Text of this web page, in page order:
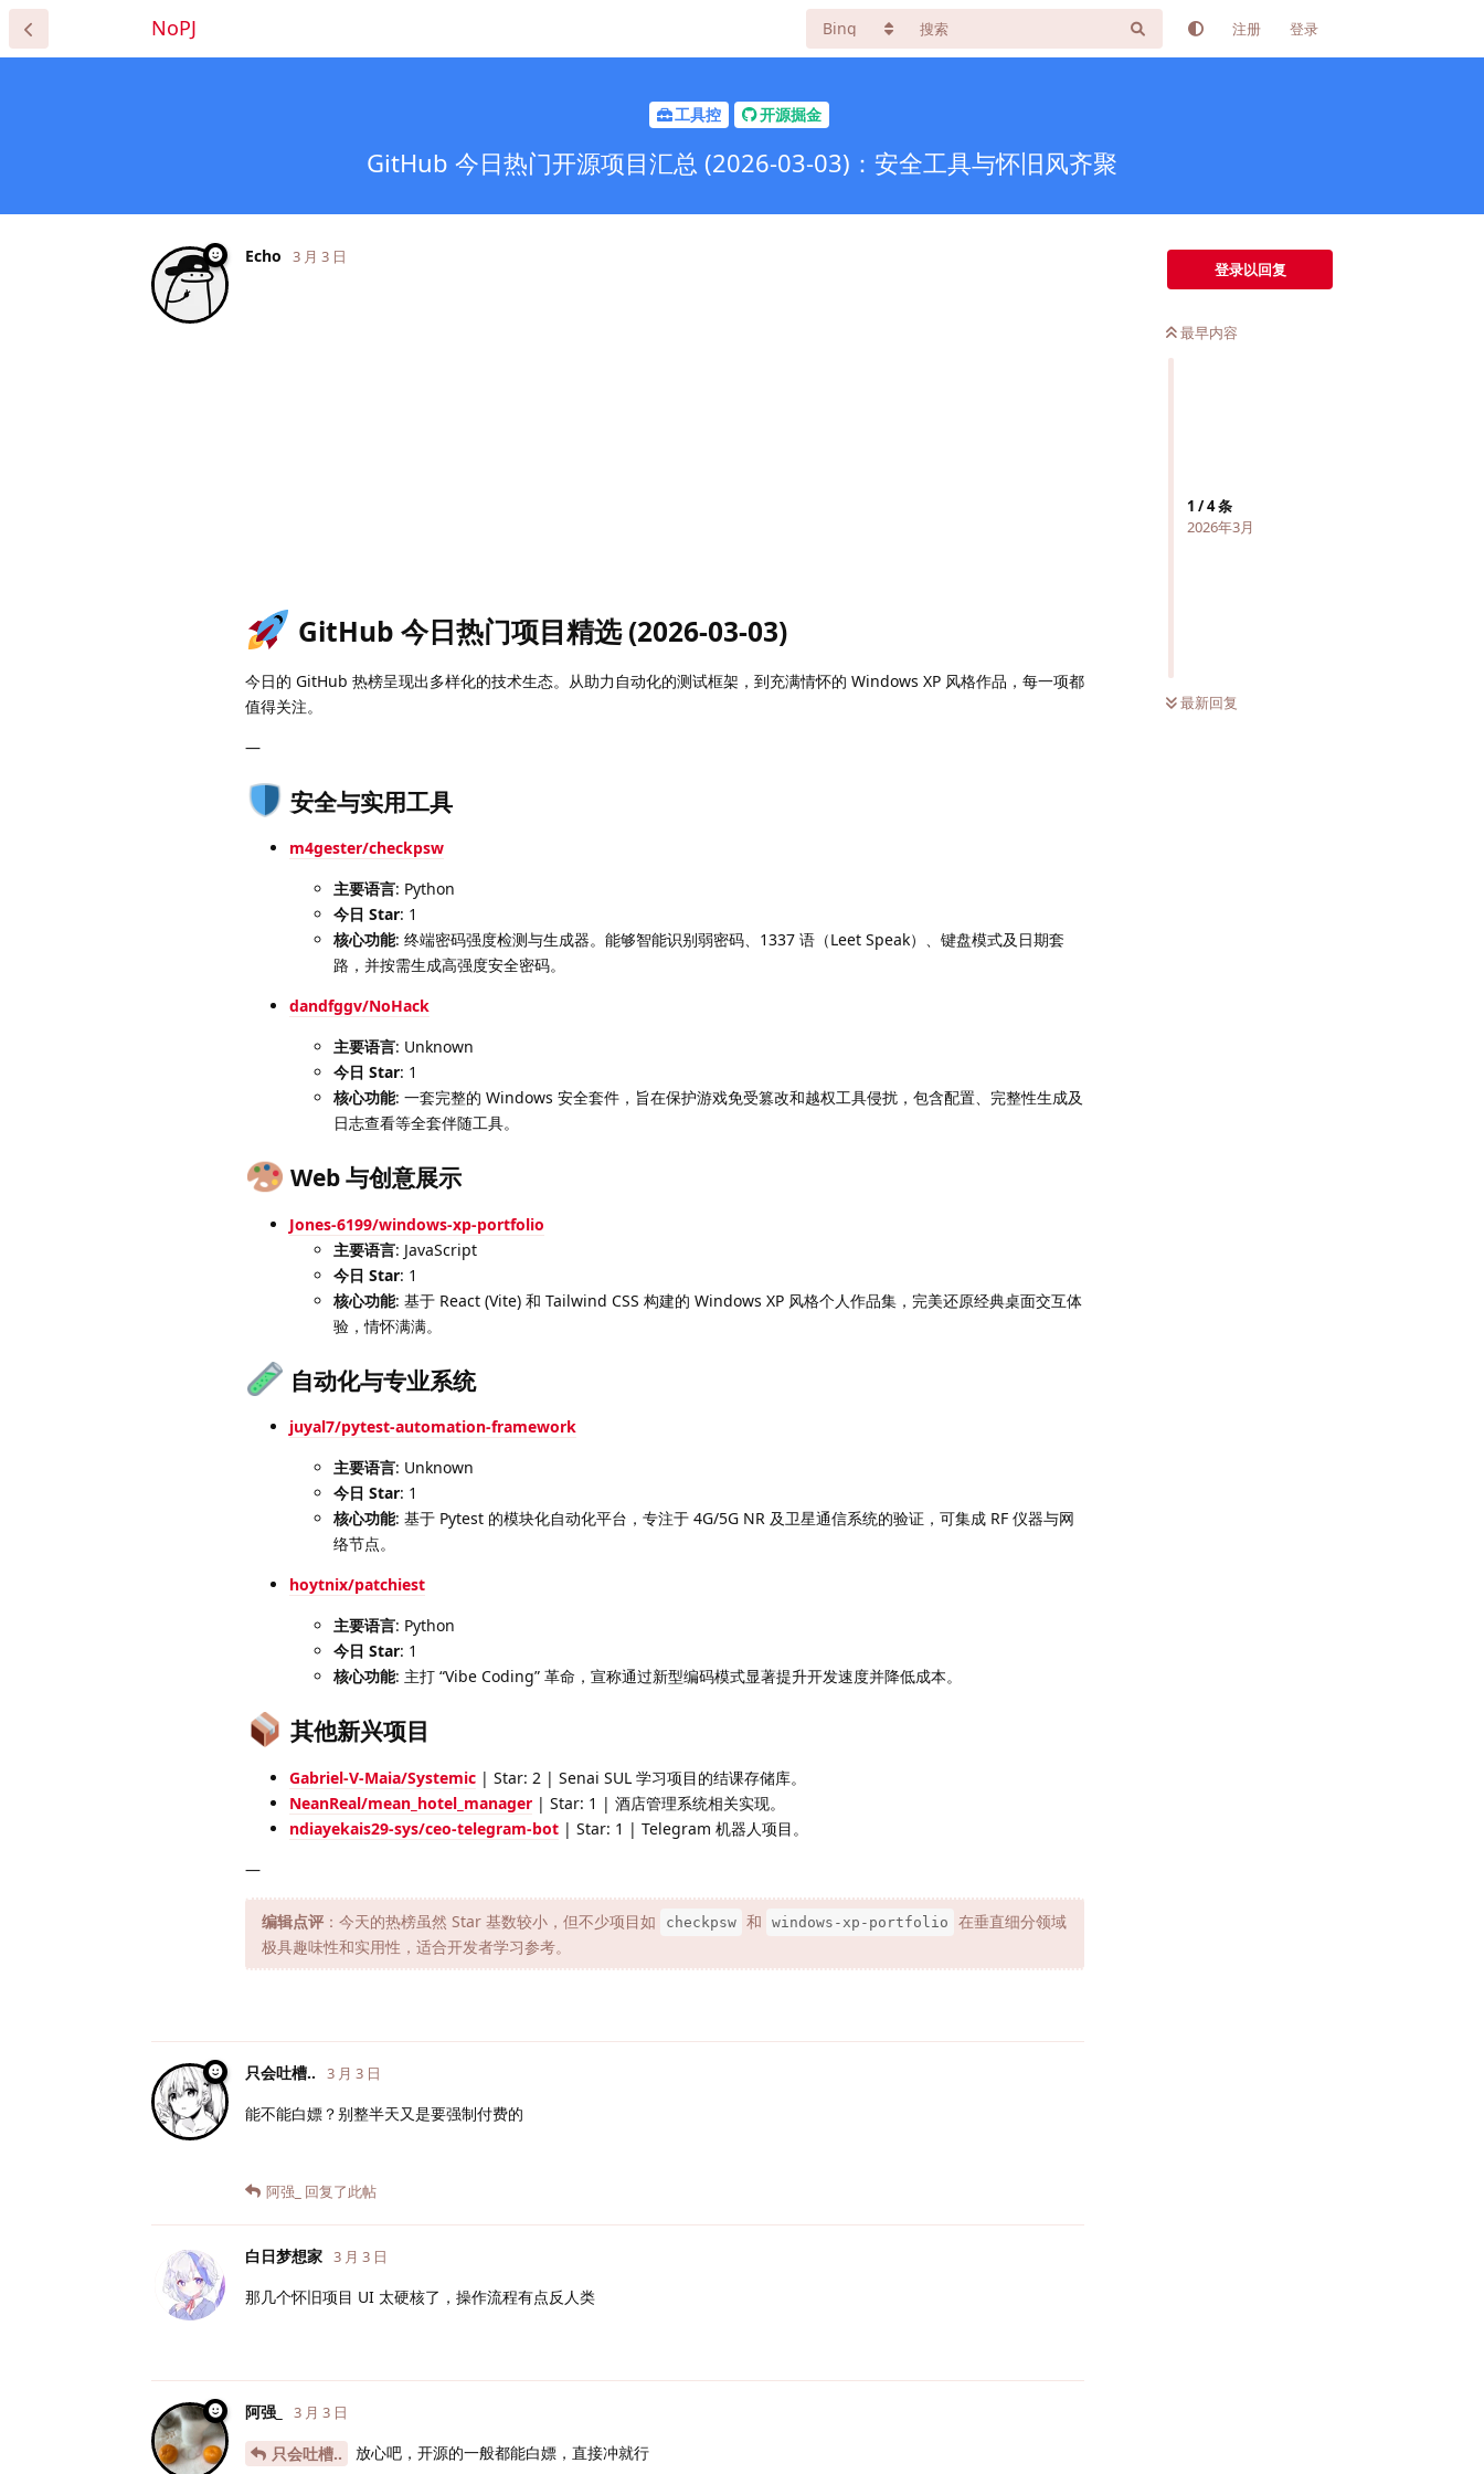
NoPJ 注册 登录
工具控 开源掘金
GitHub 今日热门开源项目汇总 (2026-03-03)：安全工具与怀旧风齐聚
登录以回复
最早内容
1 /4条
2026年3月
最新回复
Echo 3 月 3 日
GitHub 今日热门项目精选 (2026-03-03)
今日的 GitHub 热榜呈现出多样化的技术生态。从助力自动化的测试框架，到充满情怀的 Windows XP 风格作品，每一项都
值得关注。
—
安全与实用工具
m4gester/checkpsw
主要语言: Python
今日 Star: 1
核心功能: 终端密码强度检测与生成器。能够智能识别弱密码、1337 语（Leet Speak）、键盘模式及日期套
路，并按需生成高强度安全密码。
dandfggv/NoHack
主要语言: Unknown
今日 Star: 1
核心功能: 一套完整的 Windows 安全套件，旨在保护游戏免受篡改和越权工具侵扰，包含配置、完整性生成及
日志查看等全套伴随工具。
Web 与创意展示
Jones-6199/windows-xp-portfolio
主要语言: JavaScript
今日 Star: 1
核心功能: 基于 React (Vite) 和 Tailwind CSS 构建的 Windows XP 风格个人作品集，完美还原经典桌面交互体
验，情怀满满。
自动化与专业系统
juyal7/pytest-automation-framework
主要语言: Unknown
今日 Star: 1
核心功能: 基于 Pytest 的模块化自动化平台，专注于 4G/5G NR 及卫星通信系统的验证，可集成 RF 仪器与网
络节点。
hoytnix/patchiest
主要语言: Python
今日 Star: 1
核心功能: 主打 “Vibe Coding” 革命，宣称通过新型编码模式显著提升开发速度并降低成本。
其他新兴项目
Gabriel-V-Maia/Systemic | Star: 2 | Senai SUL 学习项目的结课存储库。
NeanReal/mean_hotel_manager | Star: 1 | 酒店管理系统相关实现。
ndiayekais29-sys/ceo-telegram-bot | Star: 1 | Telegram 机器人项目。
—
编辑点评 ：今天的热榜虽然 Star 基数较小，但不少项目如 checkpsw 和 windows-xp-portfolio
在垂直细分领域
极具趣味性和实用性，适合开发者学习参考。
只会吐槽.. 3 月 3 日
能不能白嫖？别整半天又是要强制付费的
阿强_
回复了此帖
白日梦想家 3 月 3 日
那几个怀旧项目 UI 太硬核了，操作流程有点反人类
阿强_ 3 月 3 日
只会吐槽.. 放心吧，开源的一般都能白嫖，直接冲就行